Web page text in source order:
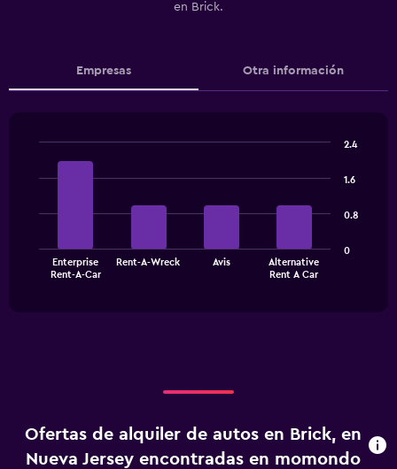
en Brick.
Empresas Otra información
bars.
The
chart
The
chart
Enterprise
Rent-A-Car
Rent-A-Wreck Avis
Alternative
Rent A Car
0
0.8
1.6
2.4
Ofertas de alquiler de autos en Brick, en
Nueva Jersey encontradas en momondo